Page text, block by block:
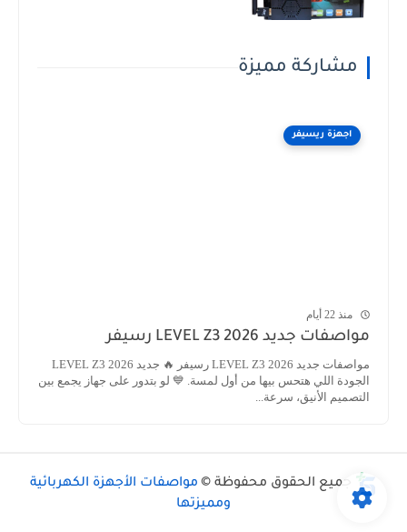
مشاركة مميزة
اجهزة ريسيفر
منذ 22 أيام
مواصفات جديد LEVEL Z3 2026 رسيفر
مواصفات جديد LEVEL Z3 2026 رسيفر 🔥 جديد LEVEL Z3 2026
الجودة اللي هتحس بيها من أول لمسة. 💙 لو بتدور على جهاز يجمع بين
التصميم الأنيق، سرعة...
جميع الحقوق محفوظة © مواصفات الأجهزة الكهربائية
ومميزتها